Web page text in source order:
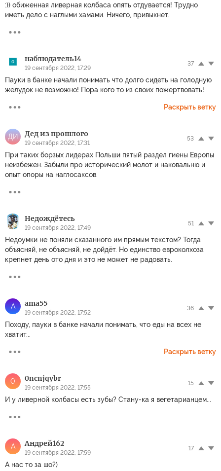
:)) обиженная ливерная колбаса опять отдувается! Трудно
иметь дело с наглыми хамами. Ничего, привыкнет.
наблюдатель14
19 сентября 2022, 17:29
37
Пауки в банке начали понимать что долго сидеть на голодную
желудок не возможно! Пора кого то из своих пожертвовать!
Раскрыть ветку
ДИ Дед из прошлого
19 сентября 2022, 17:31
53
При таких борзых лидерах Польши пятый раздел гиены Европы
неизбежен. Забыли про исторический молот и наковальню и
опыт опоры на наглосаксов.
Недождётесь
19 сентября 2022, 17:49
51
Недоумки не поняли сказанного им прямым текстом? Тогда
объясняй, не объясняй, не дойдёт. Но единство евроколхоза
крепнет день ото дня и это не может не радовать.
A ama55
19 сентября 2022, 17:52
36
Походу, пауки в банке начали понимать, что еды на всех не
хватит...
Раскрыть ветку
0 0ncnjqybr
19 сентября 2022, 17:55
15
И у ливерной колбасы есть зубы? Стану-ка я вегетарианцем...
А Андрей162
19 сентября 2022, 17:59
17
А нас то за шо?)